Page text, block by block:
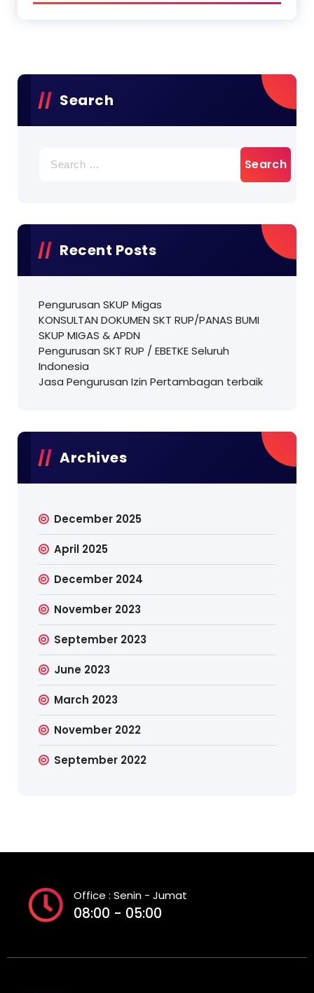
Search
for:
Recent Posts
Pengurusan SKUP Migas
KONSULTAN DOKUMEN SKT RUP/PANAS BUMI
SKUP MIGAS & APDN
Pengurusan SKT RUP / EBETKE Seluruh
Indonesia
Jasa Pengurusan Izin Pertambagan terbaik
Archives
December 2025
April 2025
December 2024
November 2023
September 2023
June 2023
March 2023
November 2022
September 2022
Office : Senin - Jumat
08:00 - 05:00